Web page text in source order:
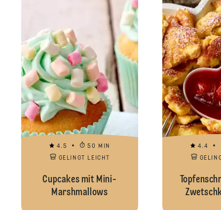
4.5
50 MIN
GELINGT LEICHT
Cupcakes mit Mini-
Marshmallows
4.4